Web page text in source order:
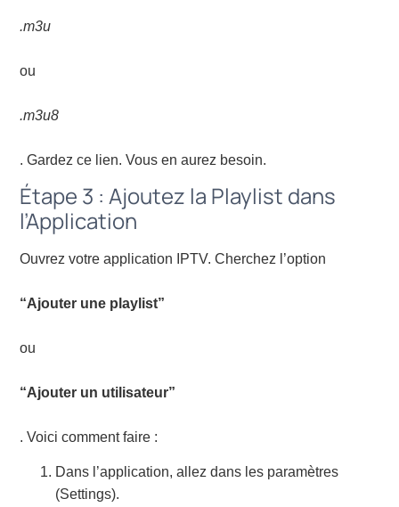
.m3u
ou
.m3u8
. Gardez ce lien. Vous en aurez besoin.
Étape 3 : Ajoutez la Playlist dans
l’Application
Ouvrez votre application IPTV. Cherchez l’option
“Ajouter une playlist”
ou
“Ajouter un utilisateur”
. Voici comment faire :
Dans l’application, allez dans les paramètres
(Settings).